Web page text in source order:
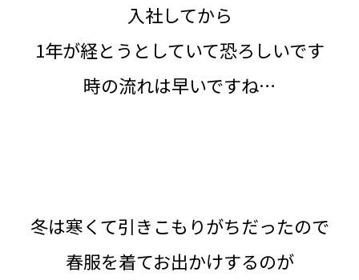
入社してから
1年が経とうとしていて恐ろしいです
時の流れは早いですね…
冬は寒くて引きこもりがちだったので
春服を着てお出かけするのが